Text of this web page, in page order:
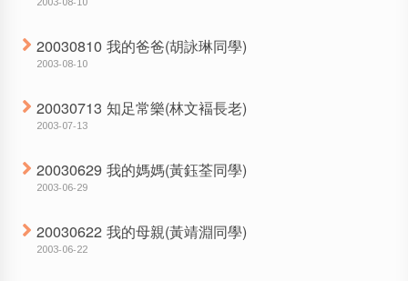
20030810 我的爸爸(胡詠琳同學)
2003-08-10
20030713 知足常樂(林文褔長老)
2003-07-13
20030629 我的媽媽(黃鈺荃同學)
2003-06-29
20030622 我的母親(黃靖淵同學)
2003-06-22